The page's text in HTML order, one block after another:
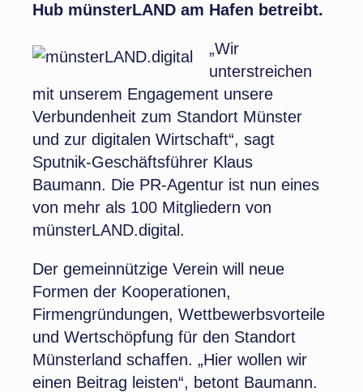
Hub münsterLAND am Hafen betreibt.
„Wir
unterstreichen
mit unserem Engagement unsere
Verbundenheit zum Standort Münster
und zur digitalen Wirtschaft“, sagt
Sputnik-Geschäftsführer Klaus
Baumann. Die PR-Agentur ist nun eines
von mehr als 100 Mitgliedern von
münsterLAND.digital.
Der gemeinnützige Verein will neue
Formen der Kooperationen,
Firmengründungen, Wettbewerbsvorteile
und Wertschöpfung für den Standort
Münsterland schaffen. „Hier wollen wir
einen Beitrag leisten“, betont Baumann.